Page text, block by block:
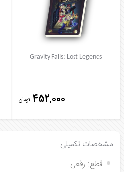
Gravity Falls: Lost Legends
452,000 تومان
مشخصات تکمیلی
قطع: رقعی